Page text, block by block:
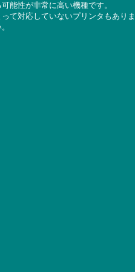
能性が非常に高い機種です。
て対応していないプリンタもありま